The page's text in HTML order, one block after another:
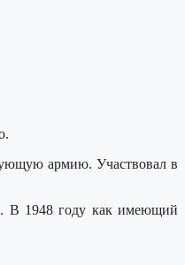
армию. Участвовал в
В 1948 году как имеющий